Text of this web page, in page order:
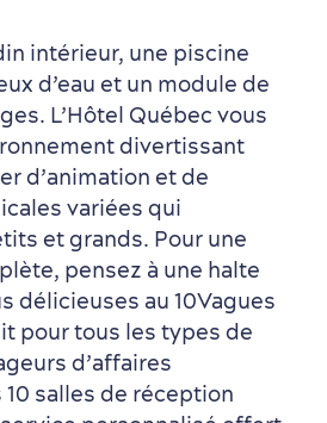
intérieur, une piscine
d’eau et un module de
L’Hôtel Québec vous
divertissant
d’animation et de
variées qui
et grands. Pour une
pensez à une halte
délicieuses au 10Vagues
pour tous les types de
d’affaires
salles de réception